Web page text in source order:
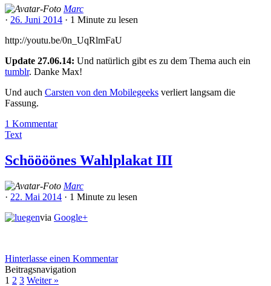
Marc
· 26. Juni 2014 · 1 Minute zu lesen
http://youtu.be/0n_UqRlmFaU
Update 27.06.14: Und natürlich gibt es zu dem Thema auch ein
tumblr. Danke Max!
Und auch Carsten von den Mobilegeeks verliert langsam die
Fassung.
1 Kommentar
Text
Schöööönes Wahlplakat III
Marc
· 22. Mai 2014 · 1 Minute zu lesen
via Google+
Hinterlasse einen Kommentar
Beitragsnavigation
1 2 3 Weiter »